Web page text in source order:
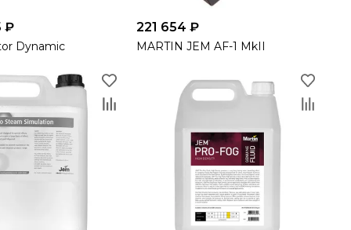
₽
Dynamic
221 654 ₽
MARTIN JEM AF-1 MkII